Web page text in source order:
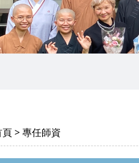
頁> 專任師資